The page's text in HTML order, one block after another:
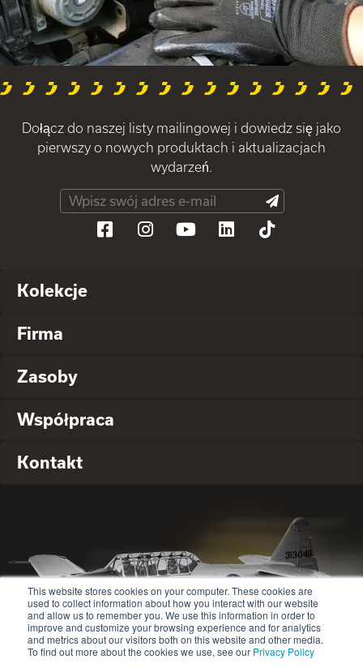
This website stores cookies on your computer. These cookies are
used to collect information about how you interact with our website
and allow us to remember you. We use this information in order to
improve and customize your browsing experience and for analytics
and metrics about our visitors both on this website and other media.
To find out more about the cookies we use, see our Privacy Policy
Dołącz do naszej listy mailingowej i dowiedz się jako
pierwszy o nowych produktach i aktualizacjach
wydarzeń.
Kolekcje
Firma
Zasoby
Współpraca
Kontakt